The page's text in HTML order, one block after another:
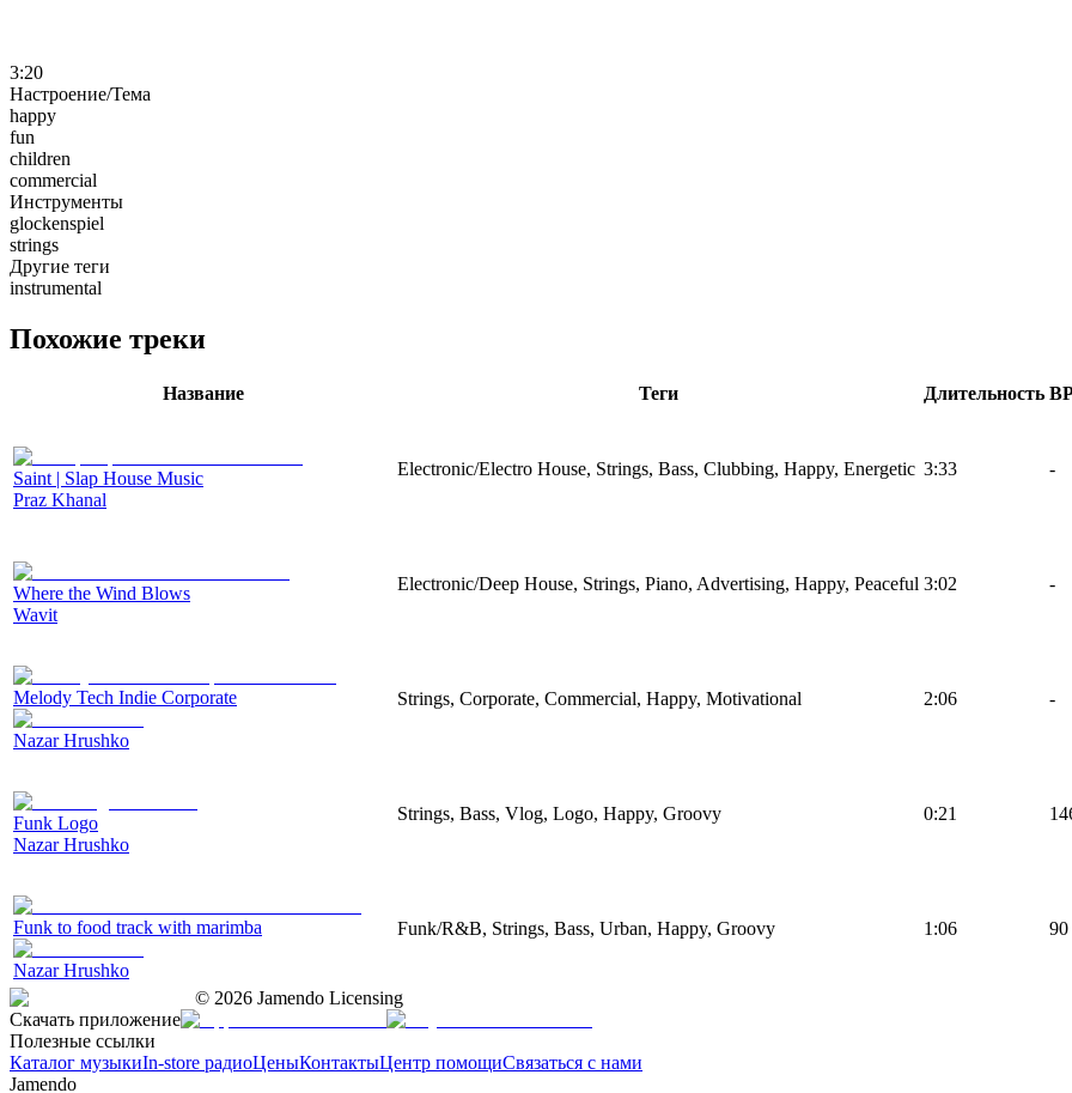
3:20
Настроение/Тема
happy
fun
children
commercial
Инструменты
glockenspiel
strings
Другие теги
instrumental
Похожие треки
Название Теги Длительность
Saint | Slap House Music
Praz Khanal
Electronic/Electro House, Strings, Bass, Clubbing, Happy, Energetic 3:33 -
Where the Wind Blows
Wavit
Electronic/Deep House, Strings, Piano, Advertising, Happy, Peaceful 3:02 -
Melody Tech Indie Corporate
Nazar Hrushko
Strings, Corporate, Commercial, Happy, Motivational 2:06 -
Funk Logo
Nazar Hrushko
Strings, Bass, Vlog, Logo, Happy, Groovy 0:21
Funk to food track with marimba
Nazar Hrushko
Funk/R&B, Strings, Bass, Urban, Happy, Groovy 1:06 90
© 2026 Jamendo Licensing
Скачать приложение
Полезные ссылки
Каталог музыкиIn-store радиоЦеныКонтактыЦентр помощиСвязаться с нами
Jamendo